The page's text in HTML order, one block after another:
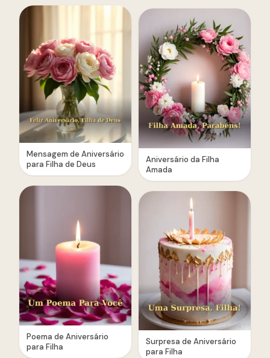
Mensagem de Aniversário
para Filha de Deus
Poema de Aniversário
para Filha
Aniversário da Filha
Amada
Surpresa de Aniversário
para Filha